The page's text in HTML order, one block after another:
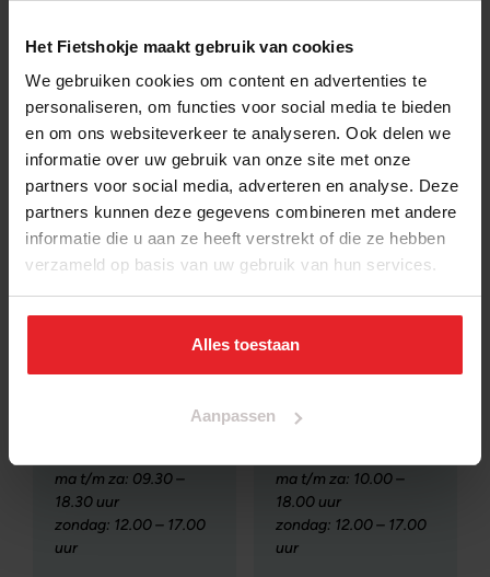
Het Fietshokje maakt gebruik van cookies
We gebruiken cookies om content en advertenties te
personaliseren, om functies voor social media te bieden
en om ons websiteverkeer te analyseren. Ook delen we
informatie over uw gebruik van onze site met onze
partners voor social media, adverteren en analyse. Deze
partners kunnen deze gegevens combineren met andere
informatie die u aan ze heeft verstrekt of die ze hebben
verzameld op basis van uw gebruik van hun services.
Alles toestaan
Aanpassen
onze winkels
Kruiskamp 132, 3814
ma t/m za: 09.30 –
18.30 uur
zondag: 12.00 – 17.00
uur
Fietsenwinkel
Parallelweg 35, 1948
ma t/m za: 10.00 –
18.00 uur
zondag: 12.00 – 17.00
uur